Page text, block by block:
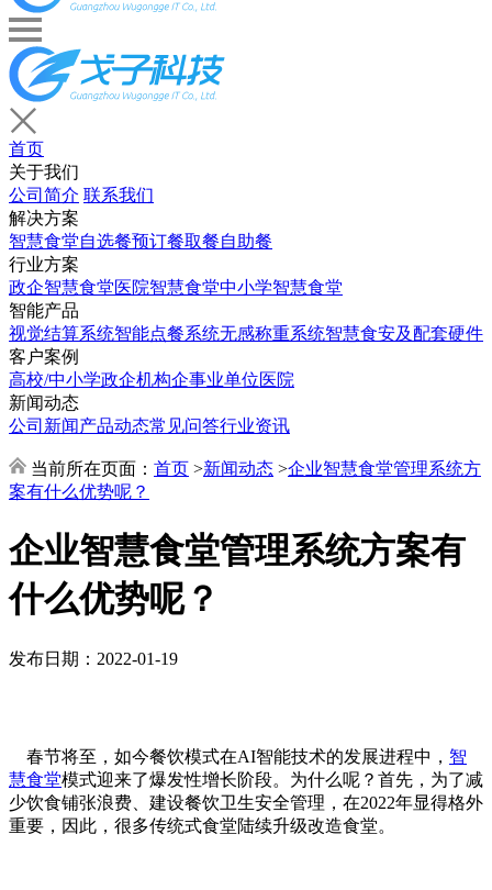
首页
关于我们
公司简介 联系我们
解决方案
智慧食堂自选餐预订餐取餐自助餐
行业方案
政企智慧食堂医院智慧食堂中小学智慧食堂
智能产品
视觉结算系统智能点餐系统无感称重系统智慧食安及配套硬件
客户案例
高校/中小学政企机构企事业单位医院
新闻动态
公司新闻产品动态常见问答行业资讯
当前所在页面： 首页 >新闻动态 >企业智慧食堂管理系统方
案有什么优势呢？
企业智慧食堂管理系统方案有
什么优势呢？
发布日期：2022-01-19
春节将至，如今餐饮模式在AI智能技术的发展进程中， 智
慧食堂模式迎来了爆发性增长阶段。为什么呢？首先，为了减
少饮食铺张浪费、建设餐饮卫生安全管理，在2022年显得格外
重要，因此，很多传统式食堂陆续升级改造食堂。